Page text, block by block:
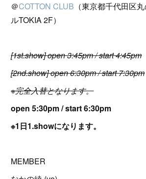
＠COTTON CLUB （東京都千代田区
ルTOKIA 2F）
[1st.show] open 3:45pm / start 4:45pm
[2nd.show] open 6:30pm / start 7:30pm
※完全入替となります。
open 5:30pm / start 6:30pm
※1日1.showになります。
MEMBER